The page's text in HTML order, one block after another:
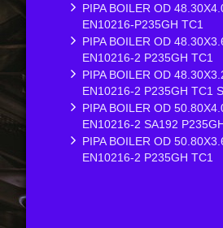
PIPA BOILER OD
EN10216-P235GH TC1
PIPA BOILER OD
EN10216-2 P235GH TC1
PIPA BOILER OD
EN10216-2 P235GH TC1
PIPA BOILER OD
EN10216-2 SA192
PIPA BOILER OD
EN10216-2 P235GH TC1